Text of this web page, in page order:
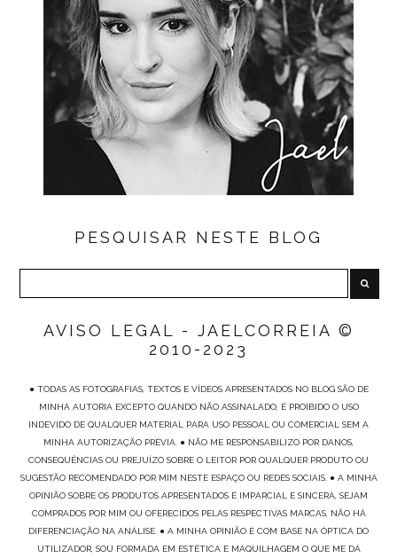
PESQUISAR NESTE BLOG
AVISO LEGAL - JAELCORREIA ©
2010-2023
● TODAS AS FOTOGRAFIAS, TEXTOS E VÍDEOS APRESENTADOS NO BLOG SÃO DE
MINHA AUTORIA EXCEPTO QUANDO NÃO ASSINALADO, É PROIBIDO O USO
INDEVIDO DE QUALQUER MATERIAL PARA USO PESSOAL OU COMERCIAL SEM A
MINHA AUTORIZAÇÃO PRÉVIA. ● NÃO ME RESPONSABILIZO POR DANOS,
CONSEQUÊNCIAS OU PREJUÍZO SOBRE O LEITOR POR QUALQUER PRODUTO OU
SUGESTÃO RECOMENDADO POR MIM NESTE ESPAÇO OU REDES SOCIAIS. ● A MINHA
OPINIÃO SOBRE OS PRODUTOS APRESENTADOS É IMPARCIAL E SINCERA, SEJAM
COMPRADOS POR MIM OU OFERECIDOS PELAS RESPECTIVAS MARCAS, NÃO HÁ
DIFERENCIAÇÃO NA ANÁLISE. ● A MINHA OPINIÃO É COM BASE NA ÓPTICA DO
UTILIZADOR, SOU FORMADA EM ESTÉTICA E MAQUILHAGEM O QUE ME DÁ